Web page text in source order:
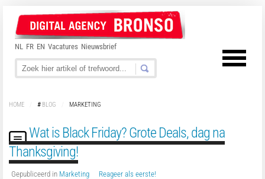
NL FR EN Vacatures Nieuwsbrief
HOME # BLOG MARKETING
Wat is Black Friday? Grote Deals, dag na
Thanksgiving!
Gepubliceerd in Marketing
Reageer als eerste!